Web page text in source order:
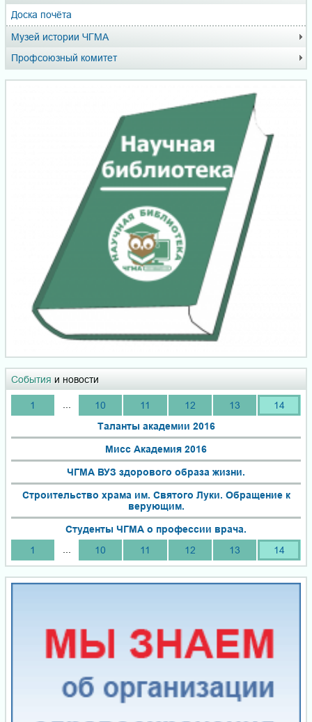
Доска почёта
Музей истории ЧГМА
Профсоюзный комитет
События и новости
1 10 11 12 13
14
Таланты академии 2016
Мисс Академия 2016
ЧГМА ВУЗ здорового образа жизни.
Строительство храма им. Святого Луки. Обращение к
верующим.
Студенты ЧГМА о профессии врача.
1
10 11 12 13 14